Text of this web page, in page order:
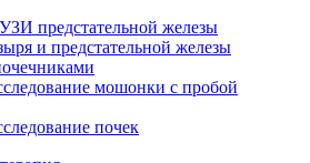
предстательной железы
и предстательной железы
мошонки с пробой
почек